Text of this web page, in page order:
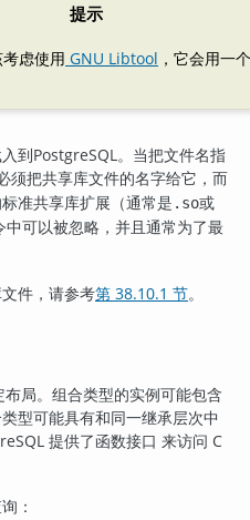
提示
虑使用 GNU Libtool ，它会用一
到PostgreSQL。当把文件名指
须把共享库文件的名字给它，而
准共享库扩展（通常是 .so或
中可以被忽略，并且通常为了最
件，请参考第 38.10.1 节。
局。组合类型的实例可能包含
型可能具有和同一继承层次中
提供了函数接口 来访问 C
：